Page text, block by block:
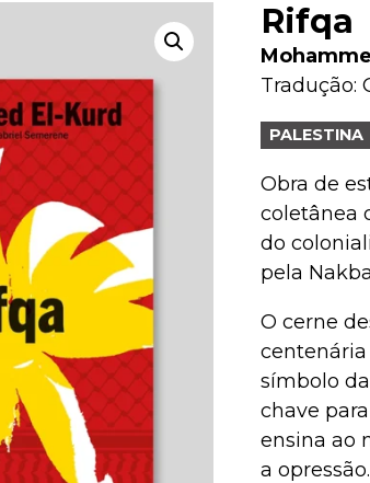
Rifqa
Tradução:
PALESTINA
Obra de
coletânea
do
pela
O cerne
centenária
símbolo
chave
ensina ao
a opressão.